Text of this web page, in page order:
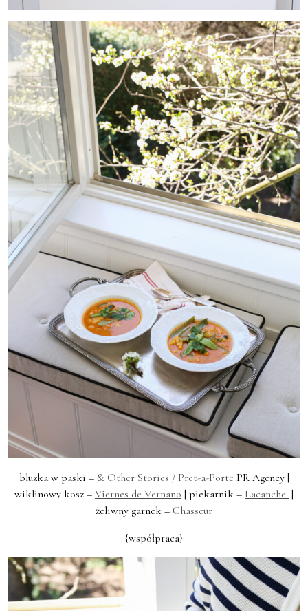
bluzka w paski – & Other Stories /Pret-a-Porte PR Agency |
wiklinowy kosz – Viernes de Vernano | piekarnik – Lacanche |
żeliwny garnek – Chasseur
{współpraca}